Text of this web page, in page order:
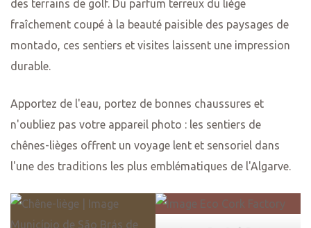
des terrains de golf. Du parfum terreux du liège
fraîchement coupé à la beauté paisible des paysages de
montado, ces sentiers et visites laissent une impression
durable.
Apportez de l'eau, portez de bonnes chaussures et
n'oubliez pas votre appareil photo : les sentiers de
chênes-lièges offrent un voyage lent et sensoriel dans
l'une des traditions les plus emblématiques de l'Algarve.